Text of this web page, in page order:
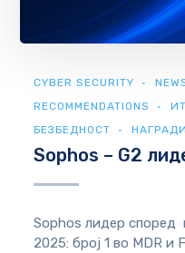
CYBER SECURITY
RECOMMENDATIONS
БЕЗБЕДНОСТ
Sophos – G2
Sophos лидер според
2025: број 1 во MDR и